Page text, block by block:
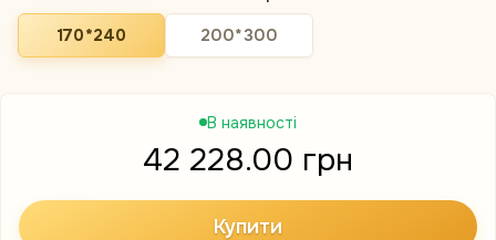
170*240 200*300
В наявності
42 228.00 грн
Купити